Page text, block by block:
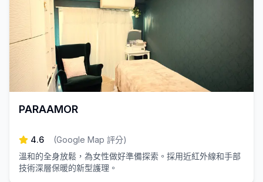
PARAAMOR
4.6 (Google Map 評分)
溫和的全身放鬆，為女性做好準備探索。採用近紅外線和手部
技術深層保暖的新型護理。